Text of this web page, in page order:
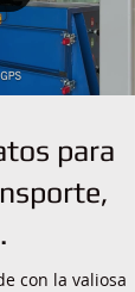
para
con la valiosa